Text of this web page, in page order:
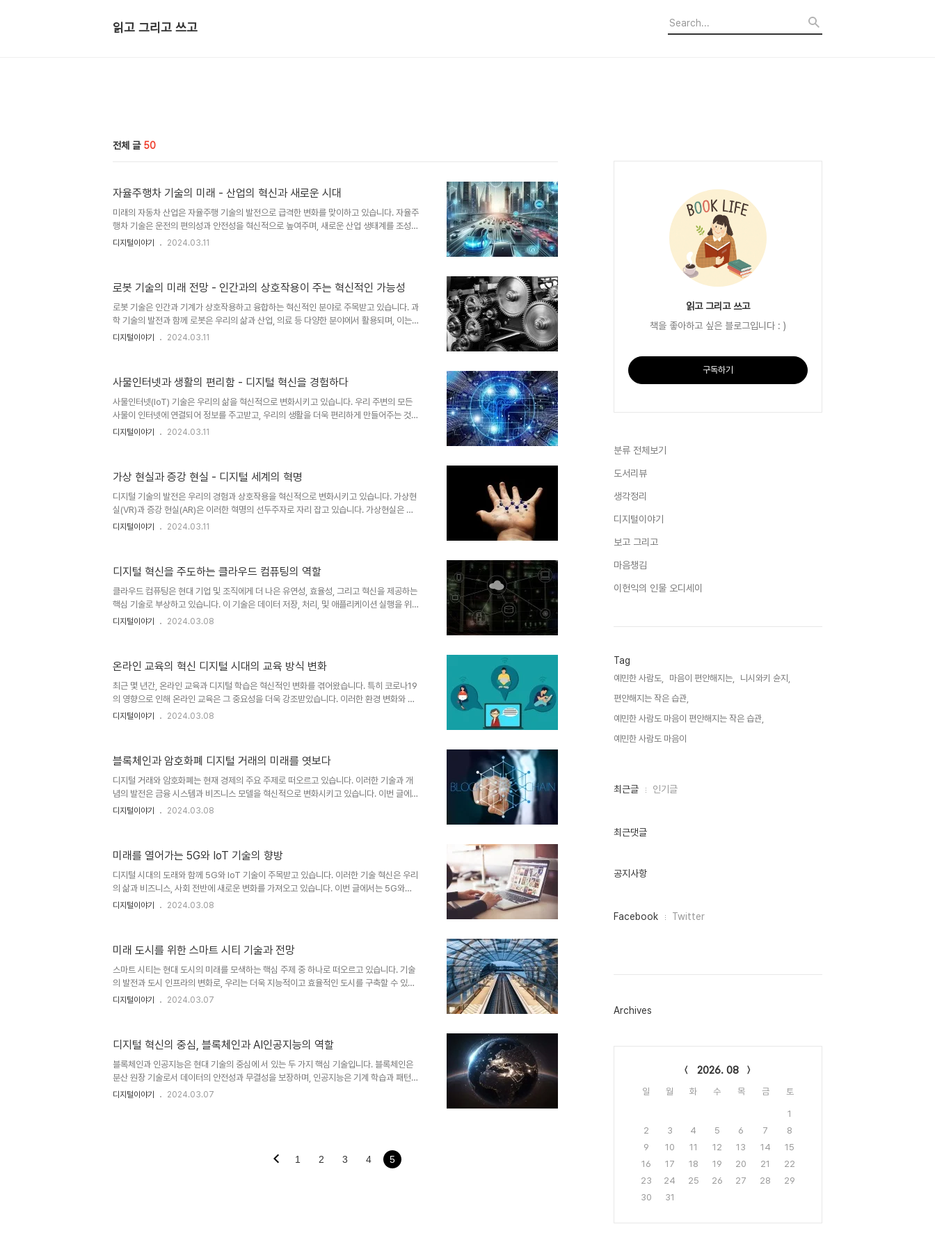
읽고 그리고 쓰고
전체 글 50
자율주행차 기술의 미래 - 산업의 혁신과 새로운 시대
미래의 자동차 산업은 자율주행 기술의 발전으로 급격한 변화를 맞이하고 있습니다. 자율주
행차 기술은 운전의 편의성과 안전성을 혁신적으로 높여주며, 새로운 산업 생태계를 조성하
는 역할을 하고 있습니다. 이제 자율주행차 기술의 현재와 미래에 대해 알아보겠습니다. 자
자의 스트레스를 줄여주는 역할을 합니다. 자율주행 기술의 발전 동향 자율주행 기술은 지
속적으로 발전하고 있으며, 다양한 기술과 동향이 산업을 리드하고 있습니다. 자율주행차의
핵심 기술 중 하나는 ..
디지털이야기 2024.03.11
로봇 기술의 미래 전망 - 인간과의 상호작용이 주는 혁신적인 가능성
로봇 기술은 인간과 기계가 상호작용하고 융합하는 혁신적인 분야로 주목받고 있습니다. 과
학 기술의 발전과 함께 로봇은 우리의 삶과 산업, 의료 등 다양한 분야에서 활용되며, 이는
미래를 예측하기 어려운 혁신과 변화를 가져오고 있습니다. 이제 우리는 로봇 기술이 인간
의 삶을 변화시키고 있습니다. 로봇 기술은 제조업에서 주요한 역할을 하고 있습니다. 공장
내에서 로봇이 자동화된 생산선에서 제품을 조립하고 가공하는 등의 작업을 수행함으로써
생산성을 향상시..
디지털이야기 2024.03.11
사물인터넷과 생활의 편리함 - 디지털 혁신을 경험하다
사물인터넷(IoT) 기술은 우리의 삶을 혁신적으로 변화시키고 있습니다. 우리 주변의 모든
사물이 인터넷에 연결되어 정보를 주고받고, 우리의 생활을 더욱 편리하게 만들어주는 것이
사물인터넷의 핵심 아이디어입니다. 이제 우리는 사물인터넷이 가져오는 생활의 편리함과
물들을 원격으로 모니터링하고 제어할 수 있습니다. 예를 들어, 스마트 홈 시스템을 통해 집
안의 조명, 난방, 보안 시스템을 스마트폰으로 제어할 수 있습니다. 스마트 시티와 사물인터
넷의 결합..
디지털이야기 2024.03.11
가상 현실과 증강 현실 - 디지털 세계의 혁명
디지털 기술의 발전은 우리의 경험과 상호작용을 혁신적으로 변화시키고 있습니다. 가상현
실(VR)과 증강 현실(AR)은 이러한 혁명의 선두주자로 자리 잡고 있습니다. 가상현실은 사
용자를 완전히 새로운 디지털 세계로 끌어들이며, 증강 현실은 현실 세계에 디지털 콘텐츠
강 현실(AR)은 이러한 혁명의 선두주자로 자리 잡고 있습니다. 가상현실은 사용자를 완전
히 새로운 디지털 세계로 끌어들이며, 증강 현실은 현실 세계에 디지털 콘텐츠를 추가하여
경험을 향상..
디지털이야기 2024.03.11
디지털 혁신을 주도하는 클라우드 컴퓨팅의 역할
클라우드 컴퓨팅은 현대 기업 및 조직에게 더 나은 유연성, 효율성, 그리고 혁신을 제공하는
핵심 기술로 부상하고 있습니다. 이 기술은 데이터 저장, 처리, 및 애플리케이션 실행을 위
해 인터넷을 통해 원격 서버 및 컴퓨팅 리소스에 접근하는 것을 가능하게 합니다. 이번 글에
스 방식과는 달리 사용자가 직접 서버와 인프라를 구축하거나 유지 관리할 필요 없이 웹을
통해 서비스를 이용할 수 있는 형태를 갖추고 있습니다. 클라우드 컴퓨팅의 주요 특징: 온디
맨드 서비스..
디지털이야기 2024.03.08
온라인 교육의 혁신 디지털 시대의 교육 방식 변화
최근 몇 년간, 온라인 교육과 디지털 학습은 혁신적인 변화를 겪어왔습니다. 특히 코로나19
의 영향으로 인해 온라인 교육은 그 중요성을 더욱 강조받았습니다. 이러한 환경 변화와 기
술 발전은 전통적인 교육 방식을 혁신적으로 바꾸고 있습니다. 이에 따라 온라인 교육과 디
구애받지 않고, 인터넷을 통해 언제 어디서나 학습할 수 있습니다. 온라인 교육 플랫폼은 수
많은 강의, 자료, 그리고 토론의 기회를 제공함으로써 학습자들이 자신의 일정과 학습 방식
에 맞춰..
디지털이야기 2024.03.08
블록체인과 암호화폐 디지털 거래의 미래를 엿보다
디지털 거래와 암호화폐는 현재 경제의 주요 주제로 떠오르고 있습니다. 이러한 기술과 개
념의 발전은 금융 시스템과 비즈니스 모델을 혁신적으로 변화시키고 있습니다. 이번 글에서
는 디지털 거래와 암호화폐의 핵심 개념을 살펴보고, 이러한 기술이 경제에 미치는 영향에
통해 거래를 진행할 수 있으며, 이는 거래 과정을 더욱 간편하고 효율적으로 만들어줍니다.
또한, 전자 기록을 통해 거래의 추적성과 투명성이 증가하며, 이는 거래의 안전성을 높이고
사기와..
디지털이야기 2024.03.08
미래를 열어가는 5G와 IoT 기술의 향방
디지털 시대의 도래와 함께 5G와 IoT 기술이 주목받고 있습니다. 이러한 기술 혁신은 우리
의 삶과 비즈니스, 사회 전반에 새로운 변화를 가져오고 있습니다. 이번 글에서는 5G와
IoT의 의미와 현재의 발전 상황, 그리고 미래에 기대되는 가능성에 대해 살펴보겠습니다. 1.
기여를 할 것으로 예상됩니다. 고속의 데이터 전송 속도와 낮은 지연 시간은 자율 주행 자동
차가 실시간으로 주변 환경을 인식하고 반응하는 데 필수적입니다. 이를 통해 교통 ..
디지털이야기 2024.03.08
미래 도시를 위한 스마트 시티 기술과 전망
스마트 시티는 현대 도시의 미래를 모색하는 핵심 주제 중 하나로 떠오르고 있습니다. 기술
의 발전과 도시 인프라의 변화로, 우리는 더욱 지능적이고 효율적인 도시를 구축할 수 있는
가능성을 엿볼 수 있게 되었습니다. 스마트 시티는 여러 분야의 기술을 융합하여 도시의 생
시민들의 삶을 향상시키는 도시를 의미합니다. 이는 스마트 건물, 스마트 교통, 스마트 에너
지 관리 등 다양한 분야에서 기술적 혁신과 융합을 통해 실현됩니다. 2. 주요 스마트 시티 ..
디지털이야기 2024.03.07
디지털 혁신의 중심, 블록체인과 AI인공지능의 역할
블록체인과 인공지능은 현대 기술의 중심에 서 있는 두 가지 핵심 기술입니다. 블록체인은
분산 원장 기술로서 데이터의 안전성과 무결성을 보장하며, 인공지능은 기계 학습과 패턴
인식을 통해 더 높은 수준의 지능을 구현합니다. 이 두 기술이 만나면서 디지털 혁신의 새로
개자 없이 거래를 처리하고 관리할 수 있는 탈중앙화된 시스템을 제공합니다. 이는 개인 간
디지털이야기 2024.03.07
1 2 3 4 5
읽고 그리고 쓰고
책을 좋아하고 싶은 블로그입니다 : )
구독하기
분류 전체보기
도서리뷰
생각정리
디지털이야기
보고 그리고
마음챙김
이헌익의 인물 오디세이
Tag
예민한 사람도, 마음이 편안해지는,
니시와키 슌지,
편안해지는 작은 습관,
예민한 사람도 마음이 편안해지는 작은 습관,
예민한 사람도 마음이,
최
인
최근글 인기글
최근댓글
공지사항
페
그
Facebook Twitter
Archives
2026. 08
일 월 화 수 목 금 토
1
2
3 4 5 6 7
8
9
10 11 12 13 14
15
16
17 18 19 20 21
22
23
24 25 26 27 28
29
30
31